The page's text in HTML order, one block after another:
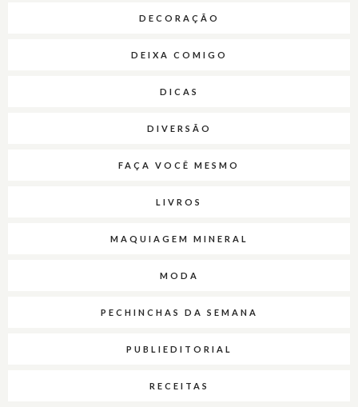
DECORAÇÃO
DEIXA COMIGO
DICAS
DIVERSÃO
FAÇA VOCÊ MESMO
LIVROS
MAQUIAGEM MINERAL
MODA
PECHINCHAS DA SEMANA
PUBLIEDITORIAL
RECEITAS